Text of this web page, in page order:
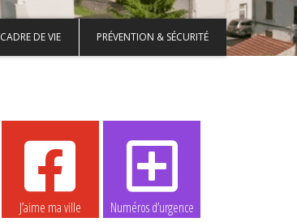
CADRE DE VIE PRÉVENTION & SÉCURITÉ
J’aime ma ville Numéros d’urgence